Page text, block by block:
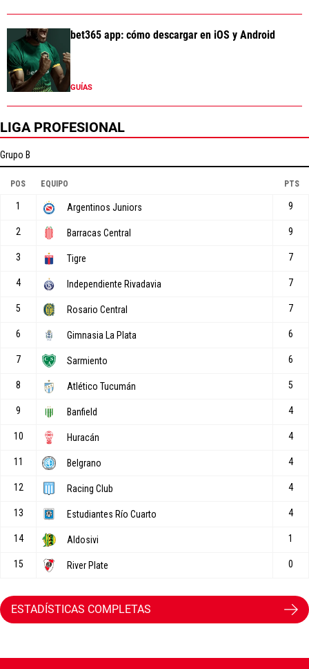
bet365 app: cómo descargar en iOS y Android
GUÍAS
LIGA PROFESIONAL
ESTADÍSTICAS COMPLETAS